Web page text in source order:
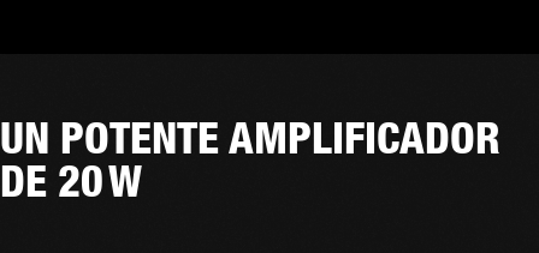
UN POTENTE AMPLIFICADOR
DE 20 W